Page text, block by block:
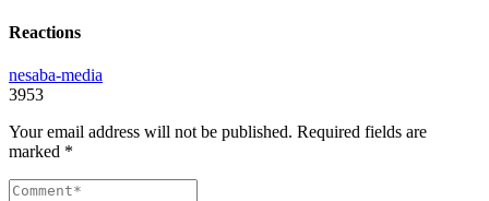
Reactions
nesaba-media
3953
Your email address will not be published. Required fields are
marked *